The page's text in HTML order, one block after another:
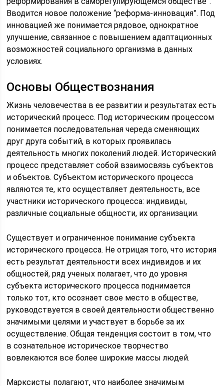
Вводится новое положение “реформа-инновация”. Под
инновацией же понимается рядовое, однократное
улучшение, связанное с повышением адаптационных
возможностей социального организма в данных
условиях.
Основы Обществознания
Жизнь человечества в ее развитии и результатах есть
исторический процесс. Под историческим процессом
понимается последовательная череда сменяющих
друг друга событий, в которых проявилась
деятельность многих поколений людей. Исторический
процесс представляет собой взаимосвязь субъектов
и объектов. Субъектом исторического процесса
являются те, кто осуществляет деятельность, все
участники исторического процесса: индивиды,
различные социальные общности, их организации.
Существует и ограниченное понимание субъекта
исторического процесса. Не отрицая того, что история
есть результат деятельности всех индивидов и их
общностей, ряд ученых полагает, что до уровня
субъекта исторического процесса поднимается
только тот, кто осознает свое место в обществе,
руководствуется в своей деятельности общественно
значимыми целями и участвует в борьбе за их
осуществление. Общая тенденция состоит в том, что
в сознательное историческое творчество
вовлекаются все более широкие массы людей.
Марксисты полагают, что наиболее значимым